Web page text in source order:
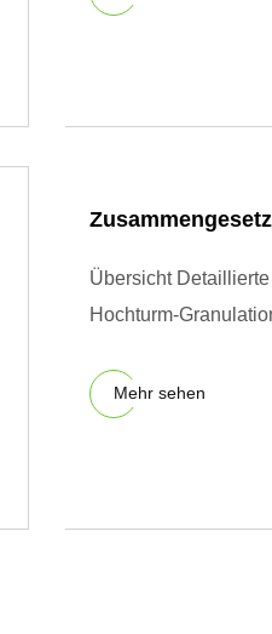
Übersicht
Hochturm-
Mehr sehen